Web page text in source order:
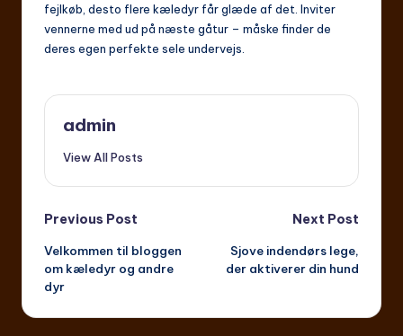
fejlkøb, desto flere kæledyr får glæde af det. Inviter
vennerne med ud på næste gåtur – måske finder de
deres egen perfekte sele undervejs.
admin
View All Posts
Post
navigation
Previous Post
Velkommen til bloggen
om kæledyr og andre
dyr
Next Post
Sjove indendørs lege,
der aktiverer din hund